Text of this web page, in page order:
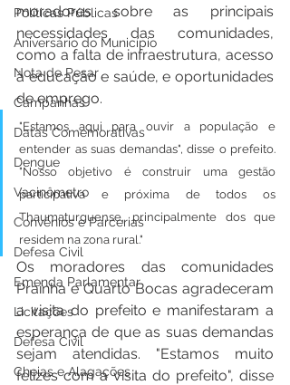
Políticas Públicas
Aniversário do Município
Nota de Pesar
Campanhas
Datas Comemorativas
Dengue
Vacinômetro
Convênios e Parcerias
Defesa Civil
Emenda Parlamentar
Licitações
Defesa Civil
Cheias e Alagações
moradores sobre as principais
necessidades das comunidades,
como a falta de infraestrutura, acesso
à educação e saúde, e oportunidades
de emprego.
"Estamos aqui para ouvir a população e
entender as suas demandas", disse o prefeito.
"Nosso objetivo é construir uma gestão
participativa e próxima de todos os
Thaumaturguense, principalmente dos que
residem na zona rural."
Os moradores das comunidades
Prainha e Quarto Bocas agradeceram
a visita do prefeito e manifestaram a
esperança de que as suas demandas
sejam atendidas. "Estamos muito
felizes com a visita do prefeito", disse